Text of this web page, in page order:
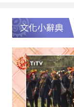
文化小辭典